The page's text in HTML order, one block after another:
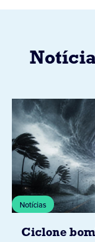
Notícias
Ciclone